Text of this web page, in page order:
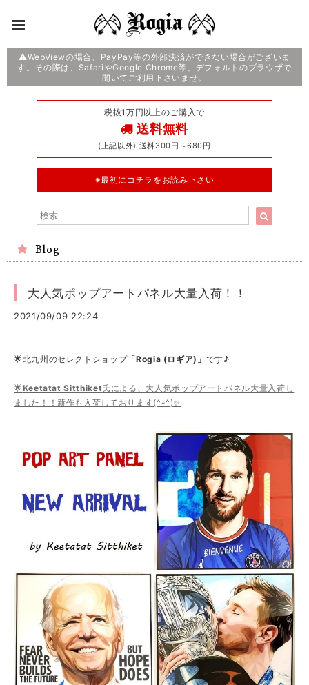
⚠️WebViewの場合、PayPay等の外部決済ができない場合がございま
す。その際は、SafariやGoogle Chrome等、デフォルトのブラウザで
開いてご利用下さいませ。
税抜1万円以上のご購入で
送料無料
(上記以外) 送料300円～680円
※最初にコチラをお読み下さい
Blog
大人気ポップアートパネル大量入荷！！
2021/09/09 22:24
🌟北九州のセレクトショップ「Rogia (ロギア)」 です♪
🌟Keetatat Sitthiket氏による、大人気ポップアートパネル大量入荷し
ました！！新作も入荷しております(^-^)✨